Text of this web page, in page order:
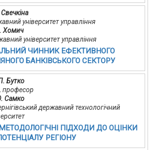
університет управління
Хомич
університет управління
ЧИННИК ЕФЕКТИВНОГО
БАНКІВСЬКОГО СЕКТОРУ
Бутко
професор
Самко
державний технологічний
ПІДХОДИ ДО ОЦІНКИ
РЕГІОНУ